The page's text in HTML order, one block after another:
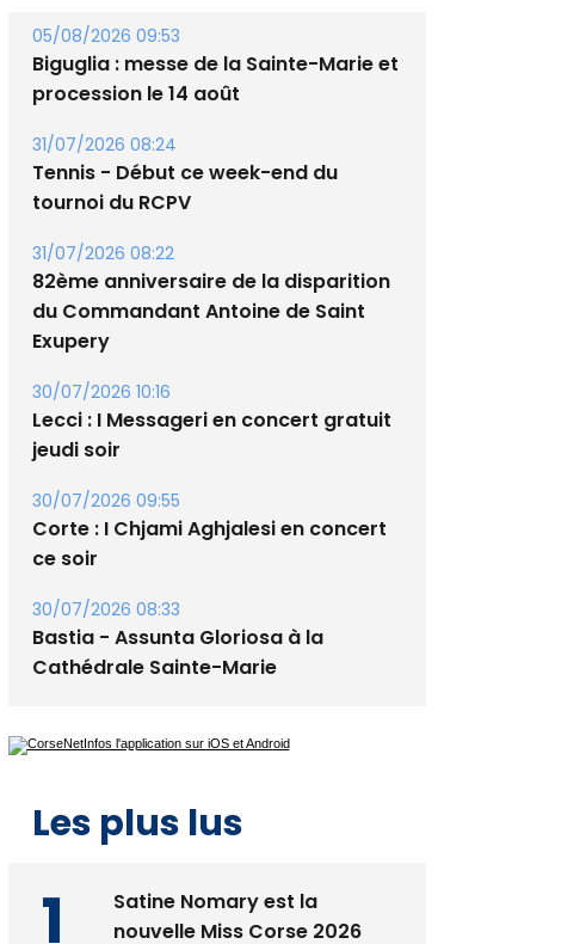
Les brèves
05/08/2026 09:53
procession le 14 août
31/07/2026 08:24
tournoi du RCPV
31/07/2026 08:22
82ème anniversaire de la disparition
Exupery
30/07/2026 10:16
jeudi soir
30/07/2026 09:55
ce soir
30/07/2026 08:33